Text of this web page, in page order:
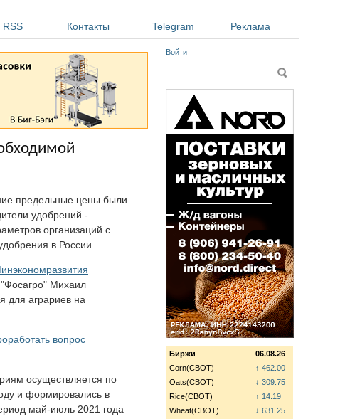
RSS Контакты Telegram Реклама
предельные цены были
удобрений -
организаций с
в России.
Михаил
для аграриев на
вопрос
осуществляется по
и формировались в
май-июль 2021 года
Войти
Поиск
Биржи
06.08.26
Corn(CBOT)
↑ 462.00
Oats(CBOT)
↓ 309.75
Rice(CBOT)
↑ 14.19
Wheat(CBOT)
↓ 631.25